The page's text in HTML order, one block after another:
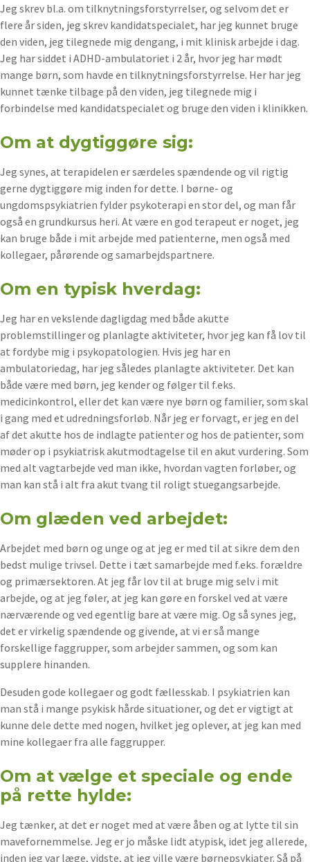
Jeg skrev bl.a. om tilknytningsforstyrrelser, og selvom det er
flere år siden, jeg skrev kandidatspecialet, har jeg kunnet bruge
den viden, jeg tilegnede mig dengang, i mit klinisk arbejde i dag.
Jeg har siddet i ADHD-ambulatoriet i 2 år, hvor jeg har mødt
mange børn, som havde en tilknytningsforstyrrelse. Her har jeg
kunnet tænke tilbage på den viden, jeg tilegnede mig i
forbindelse med kandidatspecialet og bruge den viden i klinikken.
Om at dygtiggøre sig:
Jeg synes, at terapidelen er særdeles spændende og vil rigtig
gerne dygtiggøre mig inden for dette. I børne- og
ungdomspsykiatrien fylder psykoterapi en stor del, og man får
også en grundkursus heri. At være en god terapeut er noget, jeg
kan bruge både i mit arbejde med patienterne, men også med
kollegaer, pårørende og samarbejdspartnere.
Om en typisk hverdag:
Jeg har en vekslende dagligdag med både akutte
problemstillinger og planlagte aktiviteter, hvor jeg kan få lov til
at fordybe mig i psykopatologien. Hvis jeg har en
ambulatoriedag, har jeg således planlagte aktiviteter. Det kan
både være med børn, jeg kender og følger til f.eks.
medicinkontrol, eller det kan være nye børn og familier, som skal
i gang med et udredningsforløb. Når jeg er forvagt, er jeg en del
af det akutte hos de indlagte patienter og hos de patienter, som
møder op i psykiatrisk akutmodtagelse til en akut vurdering. Som
med alt vagtarbejde ved man ikke, hvordan vagten forløber, og
man kan stå i alt fra akut tvang til roligt stuegangsarbejde.
Om glæden ved arbejdet:
Arbejdet med børn og unge og at jeg er med til at sikre dem den
bedst mulige trivsel. Dette i tæt samarbejde med f.eks. forældre
og primærsektoren. At jeg får lov til at bruge mig selv i mit
arbejde, og at jeg føler, at jeg kan gøre en forskel ved at være
nærværende og ved egentlig bare at være mig. Og så synes jeg,
det er virkelig spændende og givende, at vi er så mange
forskellige faggrupper, som arbejder sammen, og som kan
supplere hinanden.
Desuden gode kollegaer og godt fællesskab. I psykiatrien kan
man stå i mange psykisk hårde situationer, og det er vigtigt at
kunne dele dette med nogen, hvilket jeg oplever, at jeg kan med
mine kollegaer fra alle faggrupper.
Om at vælge et speciale og ende
på rette hylde:
Jeg tænker, at det er noget med at være åben og at lytte til sin
mavefornemmelse. Jeg er jo måske lidt atypisk, idet jeg allerede,
inden jeg var læge, vidste, at jeg ville være børnepsykiater. Så på